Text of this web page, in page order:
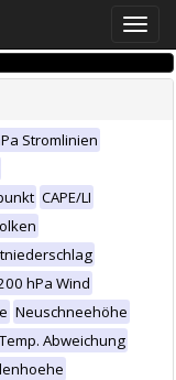
Toggle
Stromlinien
CAPE/LI
hPa Wind
Neuschneehöhe
Abweichung